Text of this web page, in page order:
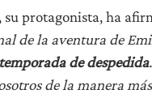
su protagonista, ha
de la aventura de
de despedida
de la manera